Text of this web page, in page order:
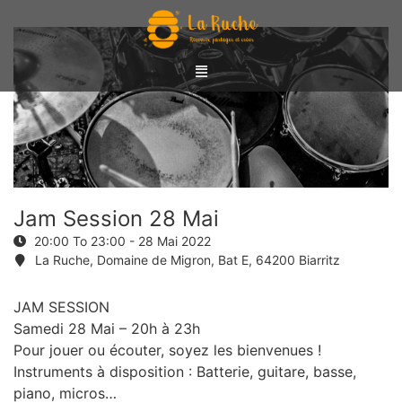
Jam Session 28 Mai
20:00 To 23:00 - 28 Mai 2022
La Ruche, Domaine de Migron, Bat E, 64200 Biarritz
JAM SESSION
Samedi 28 Mai – 20h à 23h
Pour jouer ou écouter, soyez les bienvenues !
Instruments à disposition : Batterie, guitare, basse,
piano, micros…